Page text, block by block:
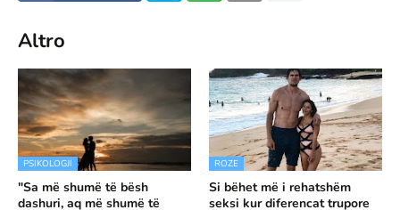
Altro
PSIKOLOGJI
"Sa më shumë të bësh
dashuri, aq më shumë të
ROZE
Si bëhet më i rehatshëm
seksi kur diferencat trupore